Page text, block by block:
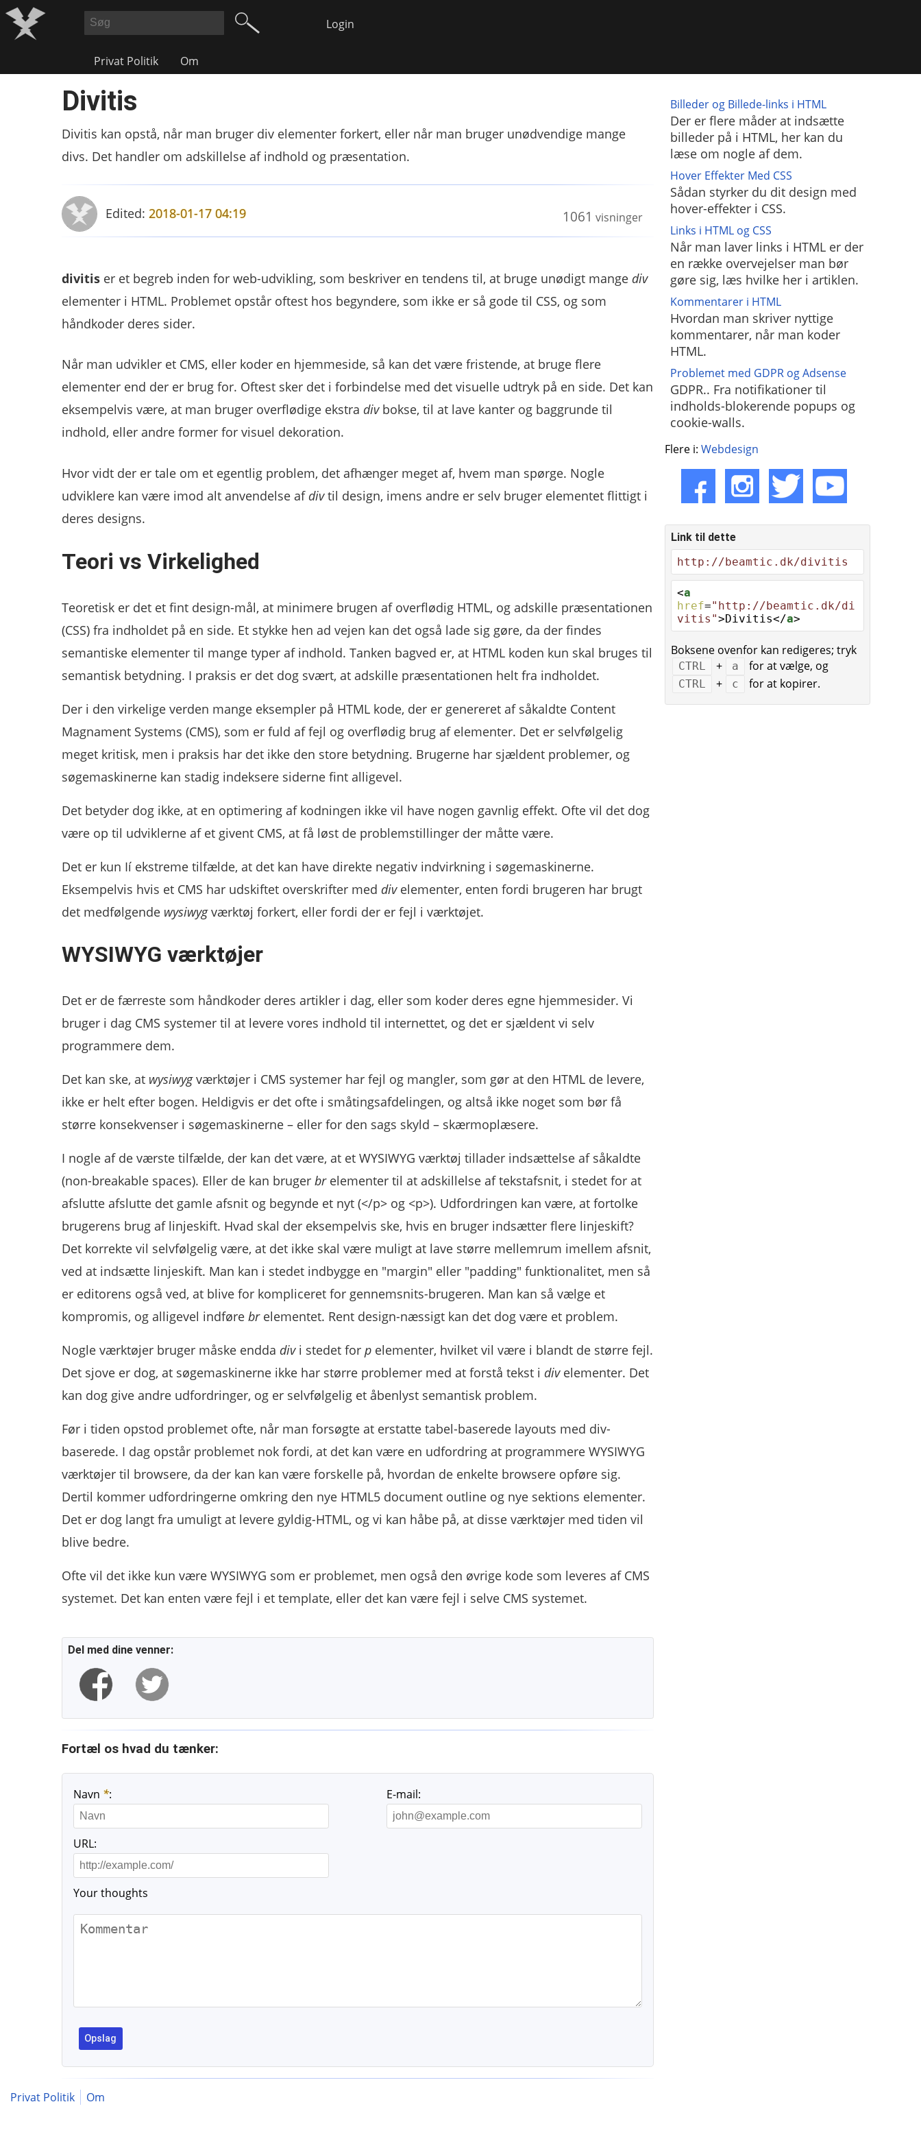
Login
Privat Politik Om
Divitis
Divitis kan opstå, når man bruger div elementer forkert, eller når man bruger unødvendige mange
divs. Det handler om adskillelse af indhold og præsentation.
1061 visninger
Edited: 2018-01-17 04:19
divitiser et begreb inden for web-udvikling, som beskriver en tendens til, at bruge unødigt mange div
elementer i HTML. Problemet opstår oftest hos begyndere, som ikke er så gode til CSS, og som
håndkoder deres sider.
Når man udvikler et CMS, eller koder en hjemmeside, så kan det være fristende, at bruge flere
elementer end der er brug for. Oftest sker det i forbindelse med det visuelle udtryk på en side. Det kan
eksempelvis være, at man bruger overflødige ekstra divbokse, til at lave kanter og baggrunde til
indhold, eller andre former for visuel dekoration.
Hvor vidt der er tale om et egentlig problem, det afhænger meget af, hvem man spørge. Nogle
udviklere kan være imod alt anvendelse afdivtil design, imens andre er selv bruger elementet flittigt i
deres designs.
Teori vs Virkelighed
Teoretisk er det et fint design-mål, at minimere brugen af overflødig HTML, og adskille præsentationen
(CSS) fra indholdet på en side. Et stykke hen ad vejen kan det også lade sig gøre, da der findes
semantiske elementer til mange typer af indhold. Tanken bagved er, at HTML koden kun skal bruges til
semantisk betydning. I praksis er det dog svært, at adskille præsentationen helt fra indholdet.
Der i den virkelige verden mange eksempler på HTML kode, der er genereret af såkaldte Content
Magnament Systems (CMS), som er fuld af fejl og overflødig brug af elementer. Det er selvfølgelig
meget kritisk, men i praksis har det ikke den store betydning. Brugerne har sjældent problemer, og
søgemaskinerne kan stadig indeksere siderne fint alligevel.
Det betyder dog ikke, at en optimering af kodningen ikke vil have nogen gavnlig effekt. Ofte vil det dog
være op til udviklerne af et givent CMS, at få løst de problemstillinger der måtte være.
Det er kun Ií ekstreme tilfælde, at det kan have direkte negativ indvirkning i søgemaskinerne.
Eksempelvis hvis et CMS har udskiftet overskrifter med divelementer, enten fordi brugeren har brugt
det medfølgende wysiwygværktøj forkert, eller fordi der er fejl i værktøjet.
WYSIWYG værktøjer
Det er de færreste som håndkoder deres artikler i dag, eller som koder deres egne hjemmesider. Vi
bruger i dag CMS systemer til at levere vores indhold til internettet, og det er sjældent vi selv
programmere dem.
Det kan ske, at wysiwygværktøjer i CMS systemer har fejl og mangler, som gør at den HTML de levere,
ikke er helt efter bogen. Heldigvis er det ofte i småtingsafdelingen, og altså ikke noget som bør få
større konsekvenser i søgemaskinerne – eller for den sags skyld – skærmoplæsere.
I nogle af de værste tilfælde, der kan det være, at et WYSIWYG værktøj tillader indsættelse af såkaldte
(non-breakable spaces). Eller de kan bruger brelementer til at adskillelse af tekstafsnit, i stedet for at
afslutte afslutte det gamle afsnit og begynde et nyt (</p> og <p>). Udfordringen kan være, at fortolke
brugerens brug af linjeskift. Hvad skal der eksempelvis ske, hvis en bruger indsætter flere linjeskift?
Det korrekte vil selvfølgelig være, at det ikke skal være muligt at lave større mellemrum imellem afsnit,
ved at indsætte linjeskift. Man kan i stedet indbygge en "margin" eller "padding" funktionalitet, men så
er editorens også ved, at blive for kompliceret for gennemsnits-brugeren. Man kan så vælge et
kompromis, og alligevel indføre brelementet. Rent design-næssigt kan det dog være et problem.
Nogle værktøjer bruger måske endda divi stedet for pelementer, hvilket vil være i blandt de større fejl.
Det sjove er dog, at søgemaskinerne ikke har større problemer med at forstå tekst i divelementer. Det
kan dog give andre udfordringer, og er selvfølgelig et åbenlyst semantisk problem.
Før i tiden opstod problemet ofte, når man forsøgte at erstatte tabel-baserede layouts med div-
baserede. I dag opstår problemet nok fordi, at det kan være en udfordring at programmere WYSIWYG
værktøjer til browsere, da der kan kan være forskelle på, hvordan de enkelte browsere opføre sig.
Dertil kommer udfordringerne omkring den nye HTML5 document outline og nye sektions elementer.
Det er dog langt fra umuligt at levere gyldig-HTML, og vi kan håbe på, at disse værktøjer med tiden vil
blive bedre.
Ofte vil det ikke kun være WYSIWYG som er problemet, men også den øvrige kode som leveres af CMS
systemet. Det kan enten være fejl i et template, eller det kan være fejl i selve CMS systemet.
Del med dine venner:
Fortæl os hvad du tænker:
Navn *: E-mail:
URL:
Your thoughts
Billeder og Billede-links i HTML
Der er flere måder at indsætte
billeder på i HTML, her kan du
læse om nogle af dem.
Hover Effekter Med CSS
Sådan styrker du dit design med
hover-effekter i CSS.
Links i HTML og CSS
Når man laver links i HTML er der
en række overvejelser man bør
gøre sig, læs hvilke her i artiklen.
Kommentarer i HTML
Hvordan man skriver nyttige
kommentarer, når man koder
HTML.
Problemet med GDPR og Adsense
GDPR.. Fra notifikationer til
indholds-blokerende popups og
cookie-walls.
Flere i:Webdesign
Link til dette
http://beamtic.dk/divitis
<a
href="http://beamtic.dk/di
vitis">Divitis</a>
Boksene ovenfor kan redigeres; tryk
CTRL + a for at vælge, og
CTRL + c for at kopirer.
Privat Politik Om